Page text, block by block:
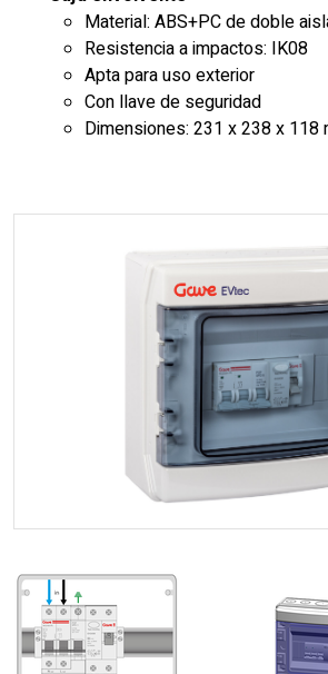
Material: ABS+PC de doble
Resistencia a impactos: IK08
Apta para uso exterior
Con llave de seguridad
Dimensiones: 231 x 238 x 118